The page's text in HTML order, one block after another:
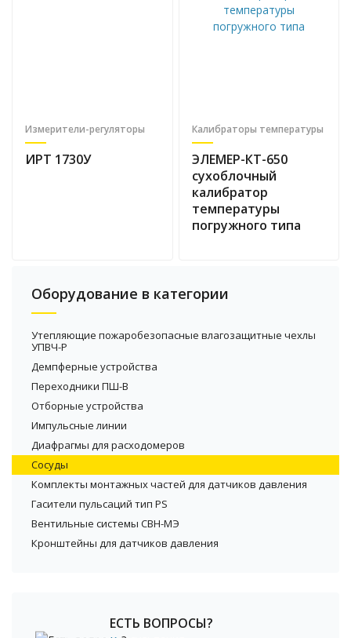
Измерители-регуляторы
ИРТ 1730У
Калибраторы температуры
ЭЛЕМЕР-КТ-650
сухоблочный
калибратор
температуры
погружного типа
Оборудование в категории
Утепляющие пожаробезопасные влагозащитные чехлы
УПВЧ-Р
Демпферные устройства
Переходники ПШ-В
Отборные устройства
Импульсные линии
Диафрагмы для расходомеров
Сосуды
Комплекты монтажных частей для датчиков давления
Гасители пульсаций тип PS
Вентильные системы СВН-МЭ
Кронштейны для датчиков давления
ЕСТЬ ВОПРОСЫ?